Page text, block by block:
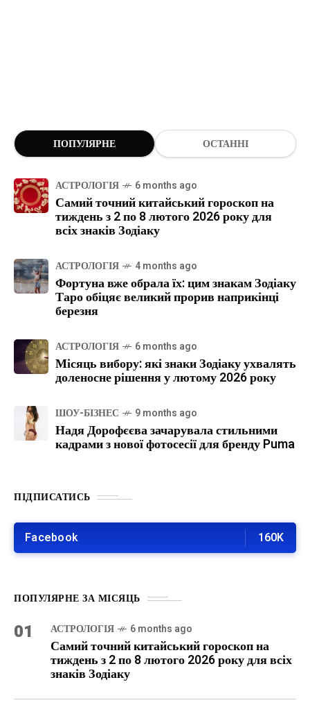
ПОПУЛЯРНЕ ОСТАННІ
АСТРОЛОГІЯ 6 months ago
Самий точний китайський гороскоп на
тиждень з 2 по 8 лютого 2026 року для
всіх знаків Зодіаку
АСТРОЛОГІЯ 4 months ago
Фортуна вже обрала їх: цим знакам Зодіаку
Таро обіцяє великий прорив наприкінці
березня
АСТРОЛОГІЯ 6 months ago
Місяць вибору: які знаки Зодіаку ухвалять
доленосне рішення у лютому 2026 року
ШОУ-БІЗНЕС 9 months ago
Надя Дорофєєва зачарувала стильними
кадрами з нової фотосесії для бренду Puma
ПІДПИСАТИСЬ
Facebook 160K
ПОПУЛЯРНЕ ЗА МІСЯЦЬ
01 АСТРОЛОГІЯ 6 months ago
Самий точний китайський гороскоп на
тиждень з 2 по 8 лютого 2026 року для всіх
знаків Зодіаку